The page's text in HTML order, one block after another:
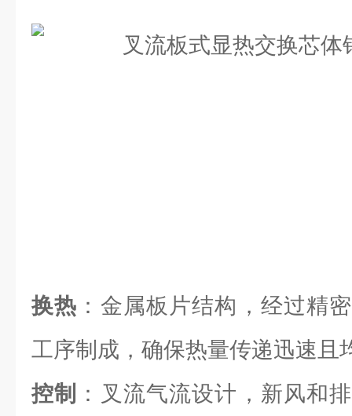
换热 ：金属板片结构，经过精
工序制成，确保热量传递迅速且
控制
：叉流气流设计，新风和